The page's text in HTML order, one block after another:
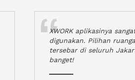
XWORK aplikasinya
digunakan. Pilihan
tersebar di seluruh
banget!